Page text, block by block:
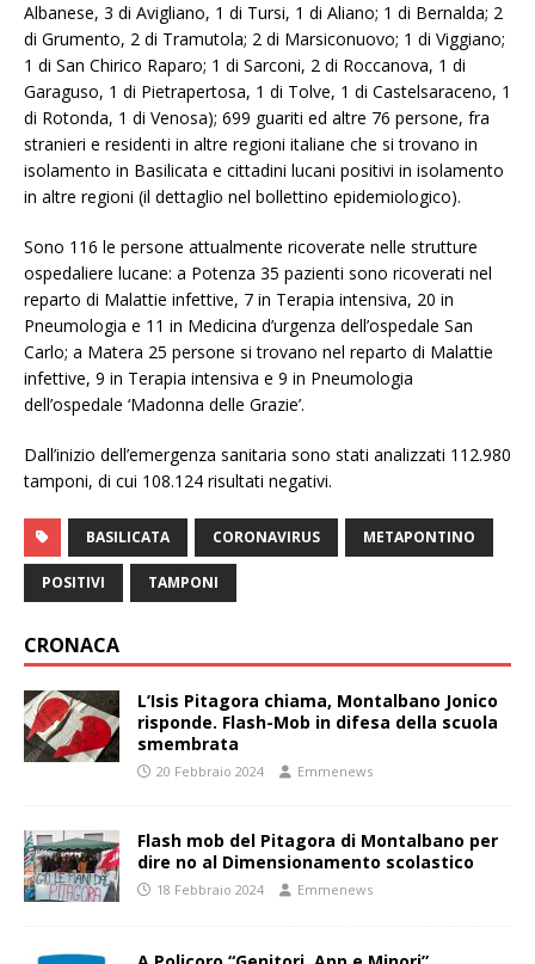
Albanese, 3 di Avigliano, 1 di Tursi, 1 di Aliano; 1 di Bernalda; 2
di Grumento, 2 di Tramutola; 2 di Marsiconuovo; 1 di Viggiano;
1 di San Chirico Raparo; 1 di Sarconi, 2 di Roccanova, 1 di
Garaguso, 1 di Pietrapertosa, 1 di Tolve, 1 di Castelsaraceno, 1
di Rotonda, 1 di Venosa); 699 guariti ed altre 76 persone, fra
stranieri e residenti in altre regioni italiane che si trovano in
isolamento in Basilicata e cittadini lucani positivi in isolamento
in altre regioni (il dettaglio nel bollettino epidemiologico).
Sono 116 le persone attualmente ricoverate nelle strutture
ospedaliere lucane: a Potenza 35 pazienti sono ricoverati nel
reparto di Malattie infettive, 7 in Terapia intensiva, 20 in
Pneumologia e 11 in Medicina d’urgenza dell’ospedale San
Carlo; a Matera 25 persone si trovano nel reparto di Malattie
infettive, 9 in Terapia intensiva e 9 in Pneumologia
dell’ospedale ‘Madonna delle Grazie’.
Dall’inizio dell’emergenza sanitaria sono stati analizzati 112.980
tamponi, di cui 108.124 risultati negativi.
BASILICATA CORONAVIRUS METAPONTINO
POSITIVI TAMPONI
CRONACA
L’Isis Pitagora chiama, Montalbano Jonico
risponde. Flash-Mob in difesa della scuola
smembrata
20 Febbraio 2024 Emmenews
Flash mob del Pitagora di Montalbano per
dire no al Dimensionamento scolastico
18 Febbraio 2024 Emmenews